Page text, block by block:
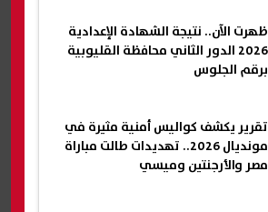
ظهرت الآن.. نتيجة الشهادة الإعدادية
2026 الدور الثاني محافظة القليوبية
برقم الجلوس
تقرير يكشف كواليس أمنية مثيرة في
مونديال 2026.. تهديدات طالت مباراة
مصر والأرجنتين وميسي